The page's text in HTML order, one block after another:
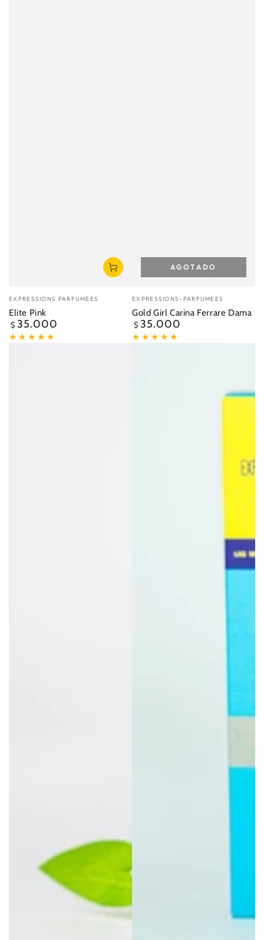
Vendedor:
EXPRESSIONS PARFUMEES
Elite Pink
Precio
regular
$ 35.000
Vendedor:
EXPRESSIONS-PARFUMEES
Gold Girl Carina Ferrare Dama
Precio
regular
$ 35.000
AGOTADO